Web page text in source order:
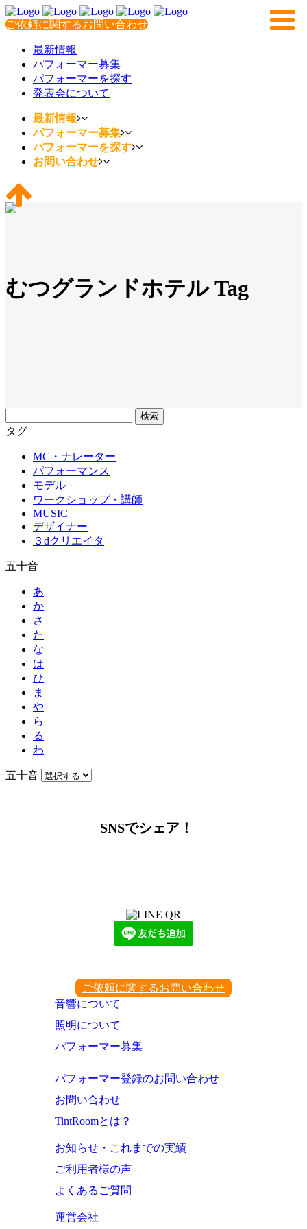
ご依頼に関するお問い合わせ
最新情報
パフォーマー募集
パフォーマーを探す
発表会について
最新情報
パフォーマー募集
パフォーマーを探す
お問い合わせ
むつグランドホテル Tag
リ
タグ
MC・ナレーター
パフォーマンス
モデル
ワークショップ・講師
MUSIC
デザイナー
３dクリエイタ
五十音
あ
か
さ
た
な
は
ひ
ま
や
ら
る
わ
五十音
SNSでシェア！
ご依頼に関するお問い合わせ
音響について
照明について
パフォーマー募集
パフォーマー登録のお問い合わせ
お問い合わせ
TintRoomとは？
お知らせ・これまでの実績
ご利用者様の声
よくあるご質問
運営会社